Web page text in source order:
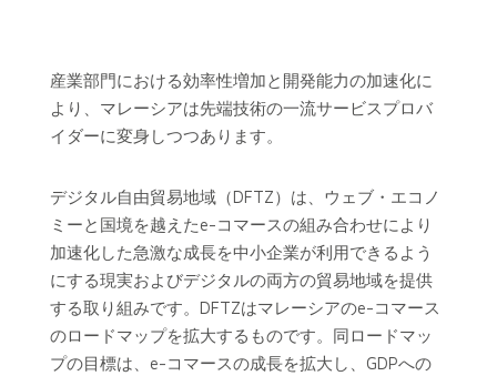
産業部門における効率性増加と開発能力の加速化に
より、マレーシアは先端技術の一流サービスプロバ
イダーに変身しつつあります。
デジタル自由貿易地域（DFTZ）は、ウェブ・エコノ
ミーと国境を越えたe-コマースの組み合わせにより
加速化した急激な成長を中小企業が利用できるよう
にする現実およびデジタルの両方の貿易地域を提供
する取り組みです。DFTZはマレーシアのe-コマース
のロードマップを拡大するものです。同ロードマッ
プの目標は、e-コマースの成長を拡大し、GDPへの